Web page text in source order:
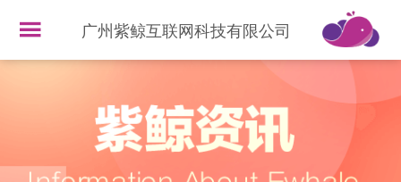
广州紫鲸互联网科技有限公司